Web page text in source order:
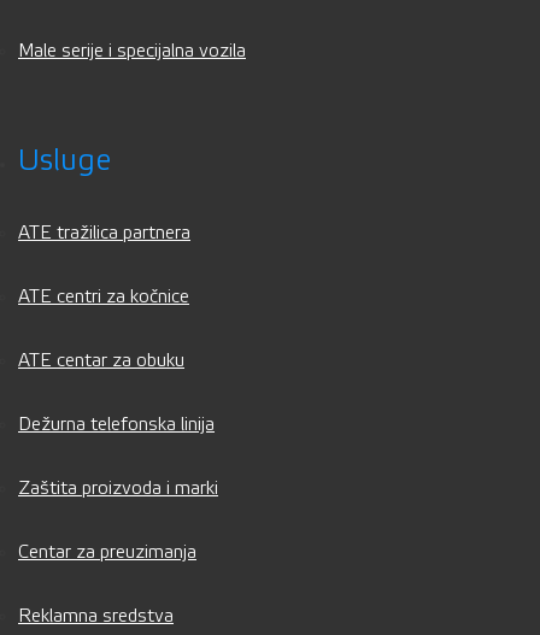
Male serije i specijalna vozila
Usluge
ATE tražilica partnera
ATE centri za kočnice
ATE centar za obuku
Dežurna telefonska linija
Zaštita proizvoda i marki
Centar za preuzimanja
Reklamna sredstva